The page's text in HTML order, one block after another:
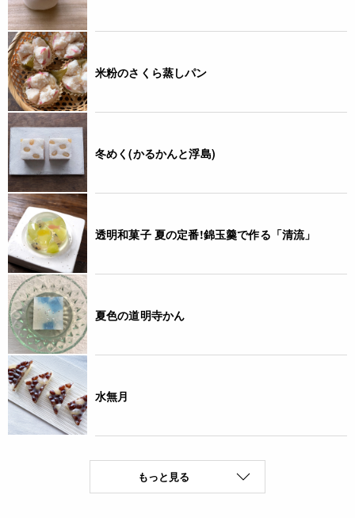
米粉のさくら蒸しパン
冬めく(かるかんと浮島)
透明和菓子 夏の定番!錦玉羹で作る「清流」
夏色の道明寺かん
水無月
もっと見る